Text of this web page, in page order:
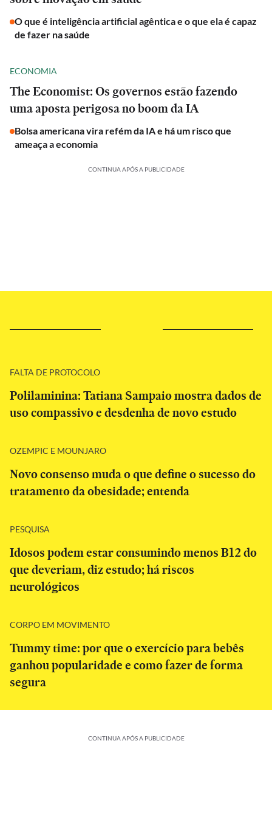
O que é inteligência artificial agêntica e o que ela é capaz
de fazer na saúde
ECONOMIA
The Economist: Os governos estão fazendo
uma aposta perigosa no boom da IA
Bolsa americana vira refém da IA e há um risco que
ameaça a economia
CONTINUA APÓS A PUBLICIDADE
FALTA DE PROTOCOLO
Polilaminina: Tatiana Sampaio mostra dados de
uso compassivo e desdenha de novo estudo
OZEMPIC E MOUNJARO
Novo consenso muda o que define o sucesso do
tratamento da obesidade; entenda
PESQUISA
Idosos podem estar consumindo menos B12 do
que deveriam, diz estudo; há riscos
neurológicos
CORPO EM MOVIMENTO
Tummy time: por que o exercício para bebês
ganhou popularidade e como fazer de forma
segura
CONTINUA APÓS A PUBLICIDADE